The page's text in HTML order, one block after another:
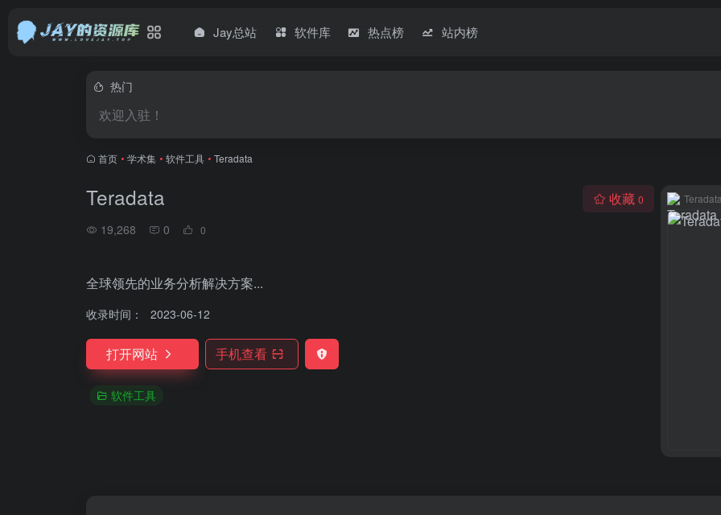
Jay总站 软件库 热点榜 站内榜
热门
欢迎入驻！
首页 • 学术集 • 软件工具 • Teradata
Teradata
19,268 0 0
收藏 0
全球领先的业务分析解决方案...
收录时间： 2023-06-12
打开网站 手机查看
软件工具